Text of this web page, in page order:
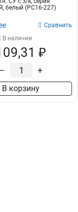
белый (РС16-227)
Сравнить
В наличии
₽
– +
В корзину